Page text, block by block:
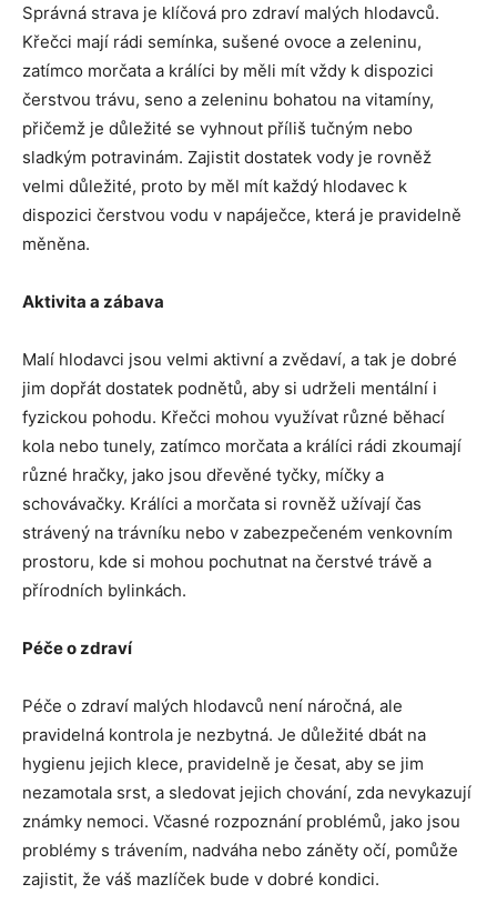
Správná strava je klíčová pro zdraví malých hlodavců.
Křečci mají rádi semínka, sušené ovoce a zeleninu,
zatímco morčata a králíci by měli mít vždy k dispozici
čerstvou trávu, seno a zeleninu bohatou na vitamíny,
přičemž je důležité se vyhnout příliš tučným nebo
sladkým potravinám. Zajistit dostatek vody je rovněž
velmi důležité, proto by měl mít každý hlodavec k
dispozici čerstvou vodu v napáječce, která je pravidelně
měněna.
Aktivita a zábava
Malí hlodavci jsou velmi aktivní a zvědaví, a tak je dobré
jim dopřát dostatek podnětů, aby si udrželi mentální i
fyzickou pohodu. Křečci mohou využívat různé běhací
kola nebo tunely, zatímco morčata a králíci rádi zkoumají
různé hračky, jako jsou dřevěné tyčky, míčky a
schovávačky. Králíci a morčata si rovněž užívají čas
strávený na trávníku nebo v zabezpečeném venkovním
prostoru, kde si mohou pochutnat na čerstvé trávě a
přírodních bylinkách.
Péče o zdraví
Péče o zdraví malých hlodavců není náročná, ale
pravidelná kontrola je nezbytná. Je důležité dbát na
hygienu jejich klece, pravidelně je česat, aby se jim
nezamotala srst, a sledovat jejich chování, zda nevykazují
známky nemoci. Včasné rozpoznání problémů, jako jsou
problémy s trávením, nadváha nebo záněty očí, pomůže
zajistit, že váš mazlíček bude v dobré kondici.